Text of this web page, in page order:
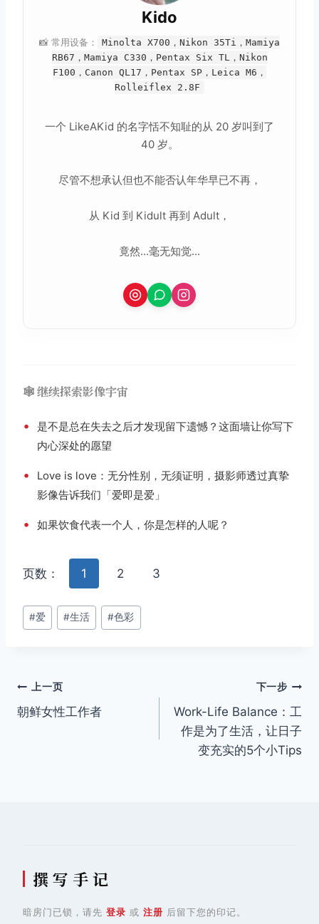
Kido
📸 常用设备：
Minolta X700，Nikon 35Ti，Mamiya
RB67，Mamiya C330，Pentax Six TL，Nikon
F100，Canon QL17，Pentax SP，Leica M6，
Rolleiflex 2.8F
一个 LikeAKid 的名字恬不知耻的从 20 岁叫到了
40 岁。
尽管不想承认但也不能否认年华早已不再，
从 Kid 到 Kidult 再到 Adult，
竟然...毫无知觉...
🕸️ 继续探索影像宇宙
•
是不是总在失去之后才发现留下遗憾？这面墙让你写下
内心深处的愿望
•
Love is love：无分性别，无须证明，摄影师透过真挚
影像告诉我们「爱即是爱」
• 如果饮食代表一个人，你是怎样的人呢？
页数： 1 2 3
文
章
#爱 #生活 #色彩
文
章
上一页
朝鲜女性工作者
下一步
Work-Life Balance：工
作是为了生活，让日子
变充实的5个小Tips
撰 写 手 记
暗房门已锁，请先 登录 或 注册 后留下您的印记。